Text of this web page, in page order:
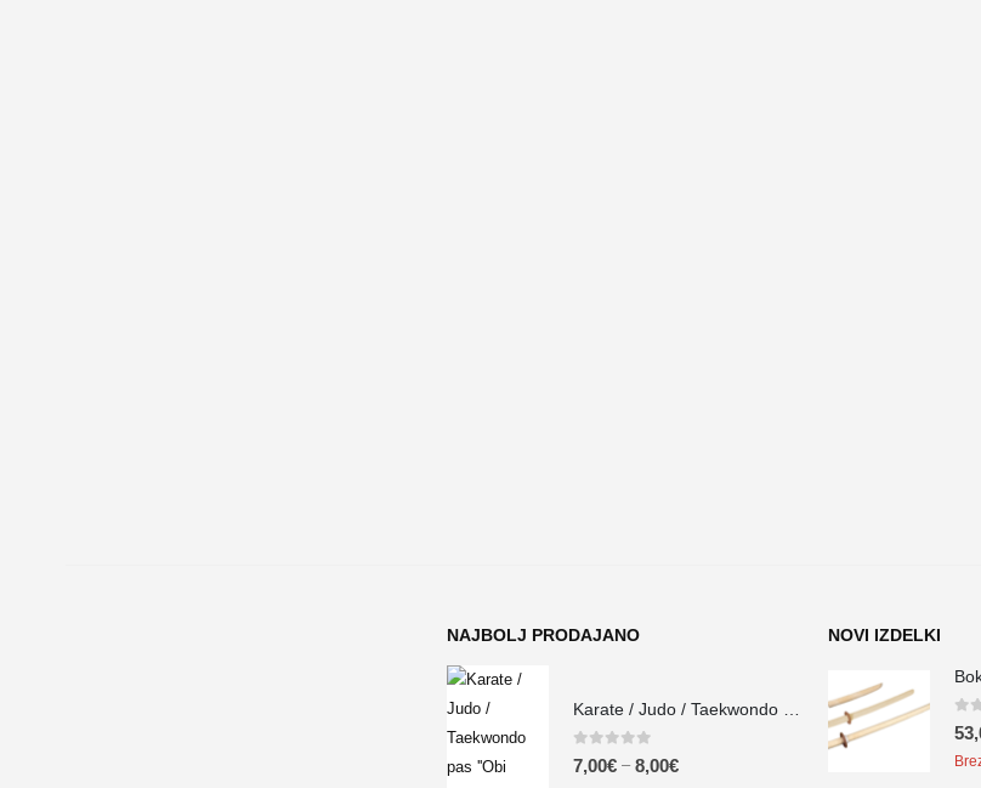
NAJBOLJ PRODAJANO
0out of 5
7,00€ – 8,00€
NOVI IZDELKI
0